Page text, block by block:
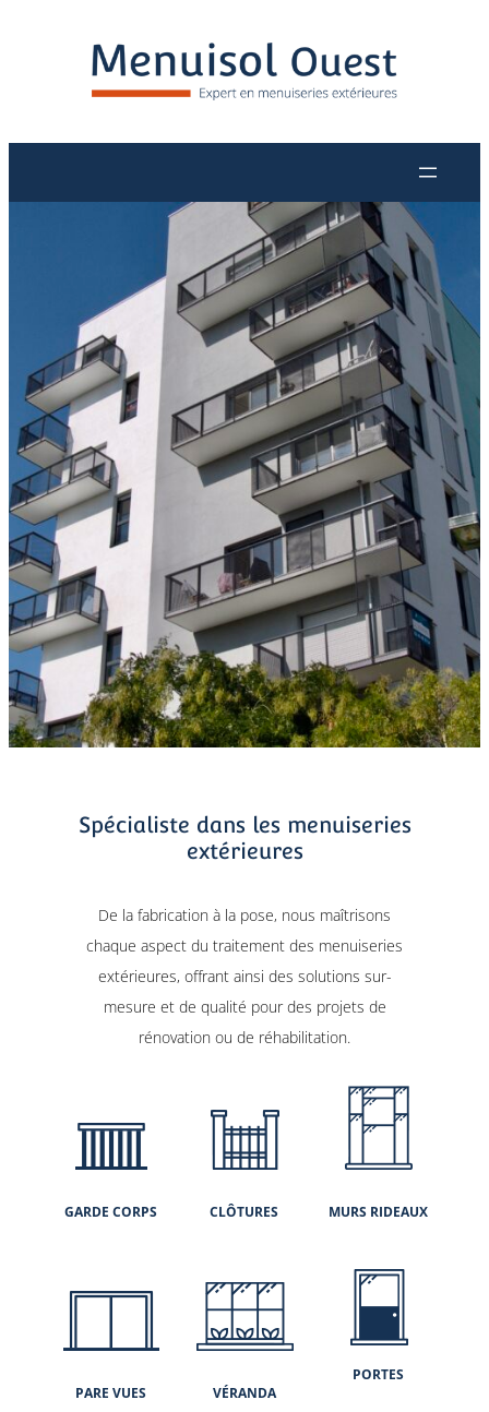
Spécialiste dans les menuiseries
extérieures
De la fabrication à la pose, nous maîtrisons
chaque aspect du traitement des menuiseries
extérieures, offrant ainsi des solutions sur-
mesure et de qualité pour des projets de
rénovation ou de réhabilitation.
GARDE CORPS
PARE VUES
CLÔTURES
VÉRANDA
MURS RIDEAUX
PORTES